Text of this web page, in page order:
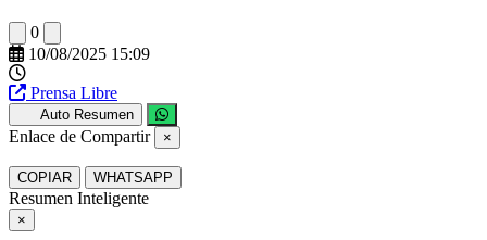
0
10/08/2025 15:09
Prensa Libre
Auto Resumen
Enlace de Compartir ×
COPIAR WHATSAPP
Resumen Inteligente
×